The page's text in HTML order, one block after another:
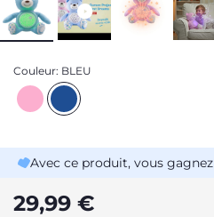
Couleur: BLEU
Avec ce produit, vous gagnez
29,99 €